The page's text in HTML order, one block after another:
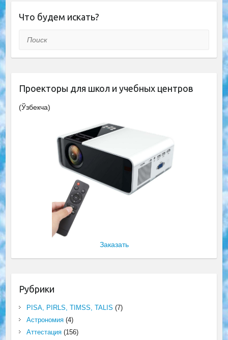
Что будем искать?
Поиск
Проекторы для школ и учебных центров
(Ўзбекча)
Заказать
Рубрики
PISA, PIRLS, TIMSS, TALIS (7)
Астрономия(4)
Аттестация(156)